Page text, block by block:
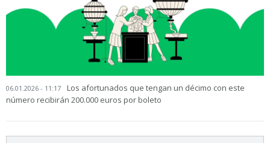
06.01.2026 - 11:17
Los afortunados que tengan un décimo con este
número recibirán 200.000 euros por boleto